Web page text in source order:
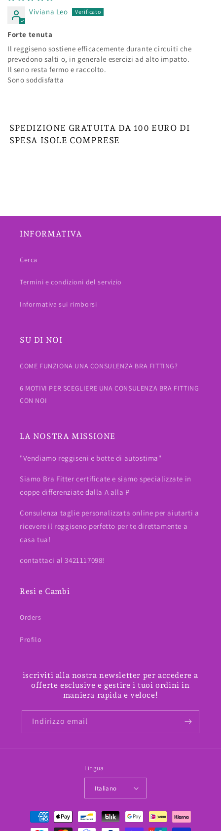
Viviana Leo
Forte tenuta
Il reggiseno sostiene efficacemente durante circuiti che
prevedono salti o, in generale esercizi ad alto impatto.
Il seno resta fermo e raccolto.
Sono soddisfatta
SPEDIZIONE GRATUITA DA 100 EURO DI
SPESA ISOLE COMPRESE
INFORMATIVA
Cerca
Termini e condizioni del servizio
Informativa sui rimborsi
SU DI NOI
COME FUNZIONA UNA CONSULENZA BRA FITTING?
6 MOTIVI PER SCEGLIERE UNA CONSULENZA BRA FITTING
CON NOI
LA NOSTRA MISSIONE
"Vendiamo reggiseni e botte di autostima"
Siamo Bra Fitter certificate e siamo specializzate in
coppe differenziate dalla A alla P
Consulenza taglie personalizzata online per aiutarti a
ricevere il reggiseno perfetto per te direttamente a
casa tua!
contattaci al 3421117098!
Resi e Cambi
Orders
Profilo
iscriviti alla nostra newsletter per accedere a
offerte esclusive e gestire i tuoi ordini in
maniera rapida e veloce!
Indirizzo email
Lingua
Italiano
Metodi